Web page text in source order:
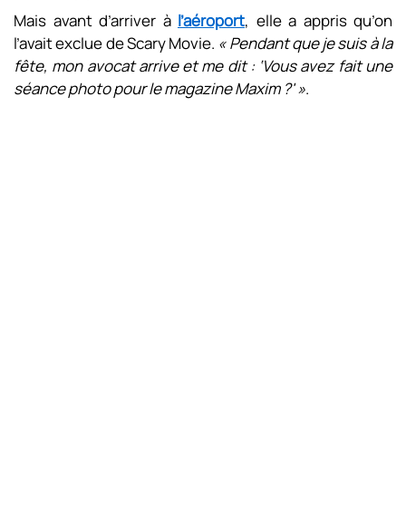
Mais avant d’arriver à l’aéroport, elle a appris qu’on
l’avait exclue de Scary Movie. « Pendant que je suis à la
fête, mon avocat arrive et me dit : ‘Vous avez fait une
séance photo pour le magazine Maxim ?' ».